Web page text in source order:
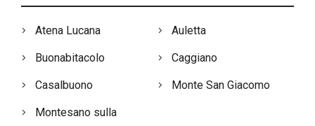
Atena Lucana Auletta
Buonabitacolo Caggiano
Casalbuono Monte San Giacomo
Montesano sulla